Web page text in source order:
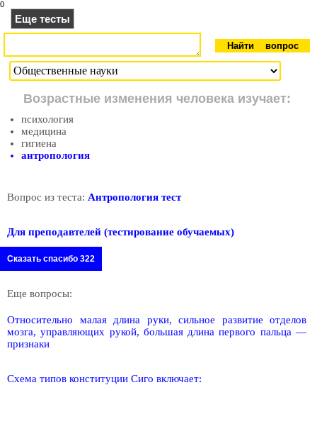
0
Еще тесты
Возрастные изменения человека изучает:
психология
медицина
гигиена
антропология
Вопрос из теста: Антропология тест
Для преподавтелей (тестирование обучаемых)
Сказать спасибо 322
Еще вопросы:
Относительно малая длина руки, сильное развитие отделов
мозга, управляющих рукой, большая длина первого пальца —
признаки
Схема типов конституции Сиго включает: